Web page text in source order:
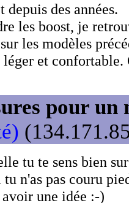
des années.
les boost, je
les modèles
léger et
pour
tu te sens bien
n'as pas couru
une idée :-)